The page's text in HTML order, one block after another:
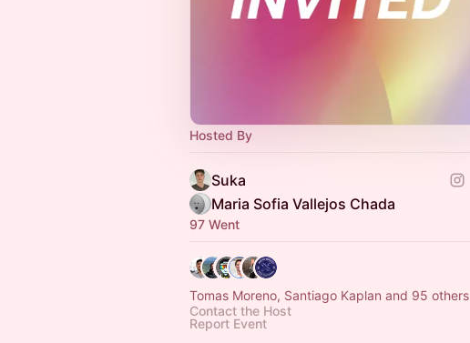
Hosted By
Suka
Maria Sofia Vallejos Chada
97 Went
Tomas Moreno, Santiago Kaplan and 95 others
Contact the Host
Report Event